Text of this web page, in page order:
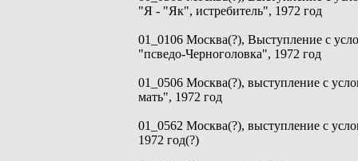
"Я - "Як", истребитель", 1972 год
01_0106 Москва(?), Выступление с
"псведо-Черноголовка", 1972 год
01_0506 Москва(?), выступление с
мать", 1972 год
01_0562 Москва(?), выступление с
1972 год(?)